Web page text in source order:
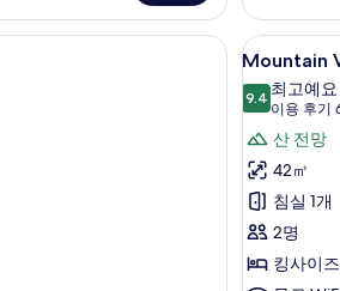
자
세
히
기
Royal Ocean View Suite | 고급 침구, 객실 내 금고,
Mountain
View
Room
사
진
모
두
보
5
Mountain
9.49.4점 만점 중
최고예요
이용 후기
(이
용
후
기
6
개)
산 전망
42㎡
침실 1개
2명
킹사이